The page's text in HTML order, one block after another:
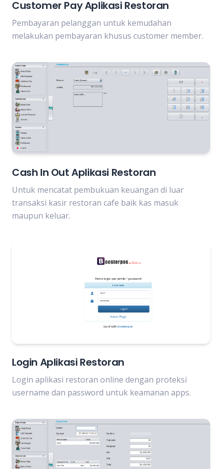
Customer Pay Aplikasi Restoran
Pembayaran pelanggan untuk kemudahan
melakukan pembayaran khusus customer member.
Cash In Out Aplikasi Restoran
Untuk mencatat pembukuan keuangan di luar
transaksi kasir restoran cafe baik kas masuk
maupun keluar.
Login Aplikasi Restoran
Login aplikasi restoran online dengan proteksi
username dan password untuk keamanan apps.